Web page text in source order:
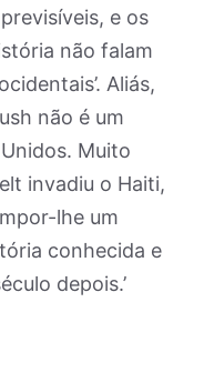
e os
não falam
Aliás,
não é um
Muito
invadiu o Haiti,
lhe um
conhecida e
depois.’